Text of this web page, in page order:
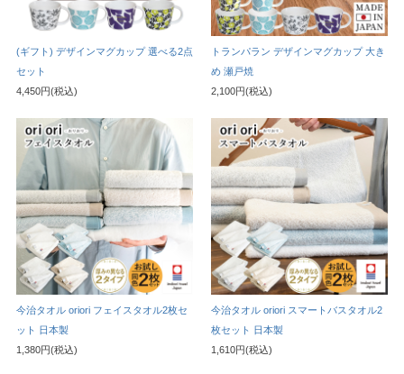
(ギフト) デザインマグカップ 選べる2点
セット
4,450円(税込)
トランパラン デザインマグカップ 大き
め 瀬戸焼
2,100円(税込)
今治タオル oriori フェイスタオル2枚セ
ット 日本製
1,380円(税込)
今治タオル oriori スマートバスタオル2
枚セット 日本製
1,610円(税込)